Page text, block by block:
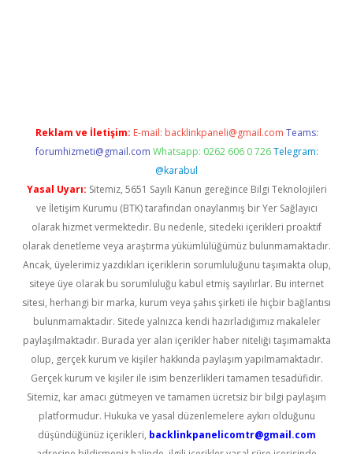
Reklam ve İletişim: E-mail: backlinkpaneli@gmail.com Teams:
forumhizmeti@gmail.com Whatsapp: 0262 606 0 726 Telegram:
@karabul
Yasal Uyarı: Sitemiz, 5651 Sayılı Kanun gereğince Bilgi Teknolojileri
ve İletişim Kurumu (BTK) tarafından onaylanmış bir Yer Sağlayıcı
olarak hizmet vermektedir. Bu nedenle, sitedeki içerikleri proaktif
olarak denetleme veya araştırma yükümlülüğümüz bulunmamaktadır.
Ancak, üyelerimiz yazdıkları içeriklerin sorumluluğunu taşımakta olup,
siteye üye olarak bu sorumluluğu kabul etmiş sayılırlar. Bu internet
sitesi, herhangi bir marka, kurum veya şahıs şirketi ile hiçbir bağlantısı
bulunmamaktadır. Sitede yalnızca kendi hazırladığımız makaleler
paylaşılmaktadır. Burada yer alan içerikler haber niteliği taşımamakta
olup, gerçek kurum ve kişiler hakkında paylaşım yapılmamaktadır.
Gerçek kurum ve kişiler ile isim benzerlikleri tamamen tesadüfidir.
Sitemiz, kar amacı gütmeyen ve tamamen ücretsiz bir bilgi paylaşım
platformudur. Hukuka ve yasal düzenlemelere aykırı olduğunu
düşündüğünüz içerikleri, backlinkpanelicomtr@gmail.com